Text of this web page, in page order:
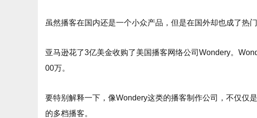
虽然播客在国内还是一个小众产品，但是在国外却也成了热门
亚马逊花了3亿美金收购了美国播客网络公司Wondery。
00万。
要特别解释一下，像Wondery这类的播客制作公司，不仅仅
的多档播客。